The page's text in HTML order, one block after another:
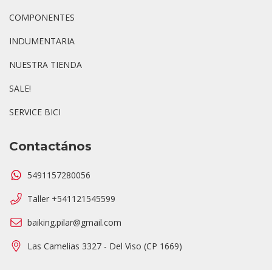
COMPONENTES
INDUMENTARIA
NUESTRA TIENDA
SALE!
SERVICE BICI
Contactános
5491157280056
Taller +541121545599
baiking.pilar@gmail.com
Las Camelias 3327 - Del Viso (CP 1669)